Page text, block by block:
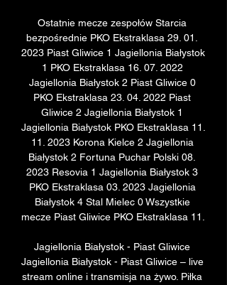
Ostatnie mecze zespołów Starcia
bezpośrednie PKO Ekstraklasa 29. 01.
2023 Piast Gliwice 1 Jagiellonia Białystok
1 PKO Ekstraklasa 16. 07. 2022
Jagiellonia Białystok 2 Piast Gliwice 0
PKO Ekstraklasa 23. 04. 2022 Piast
Gliwice 2 Jagiellonia Białystok 1
Jagiellonia Białystok PKO Ekstraklasa 11.
11. 2023 Korona Kielce 2 Jagiellonia
Białystok 2 Fortuna Puchar Polski 08.
2023 Resovia 1 Jagiellonia Białystok 3
PKO Ekstraklasa 03. 2023 Jagiellonia
Białystok 4 Stal Mielec 0 Wszystkie
mecze Piast Gliwice PKO Ekstraklasa 11.
Jagiellonia Białystok - Piast Gliwice
Jagiellonia Białystok - Piast Gliwice – live
stream online i transmisja na żywo. Piłka